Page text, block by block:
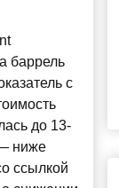
баррель
с
до 13-
ниже
ссылкой